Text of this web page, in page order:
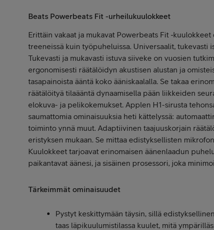
Beats Powerbeats Fit -urheilukuulokkeet
Erittäin vakaat ja mukavat Powerbeats Fit
treeneissä kuin työpuheluissa. Universaalit, tukevasti
Tukevasti ja mukavasti istuva siiveke on vuosien
ergonomisesti räätälöidyn akustisen alustan ja
tasapainoista ääntä koko ääniskaalalla. Se takaa
räätälöityä tilaääntä dynaamisella pään liikkeiden
elokuva- ja pelikokemukset. Applen H1-sirusta
saumattomia ominaisuuksia heti kättelyssä:
toiminto ynnä muut. Adaptiivinen taajuuskorjain
eristyksen mukaan. Se mittaa edistyksellisten
Kuulokkeet tarjoavat erinomaisen äänenlaadun
paikantavat äänesi, ja sisäinen prosessori, joka
Tärkeimmät ominaisuudet
Pystyt keskittymään täysin, sillä
taas läpikuulumistilassa kuulet, mitä